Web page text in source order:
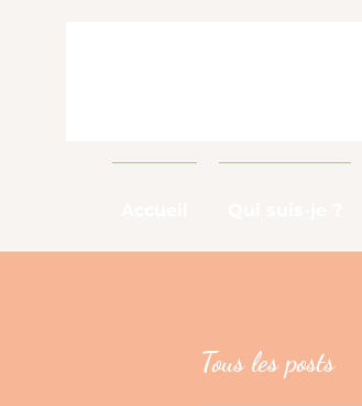
Tous les posts